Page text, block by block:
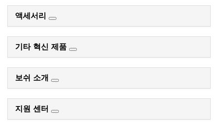
액세서리
기타 혁신 제품
보쉬 소개
지원 센터